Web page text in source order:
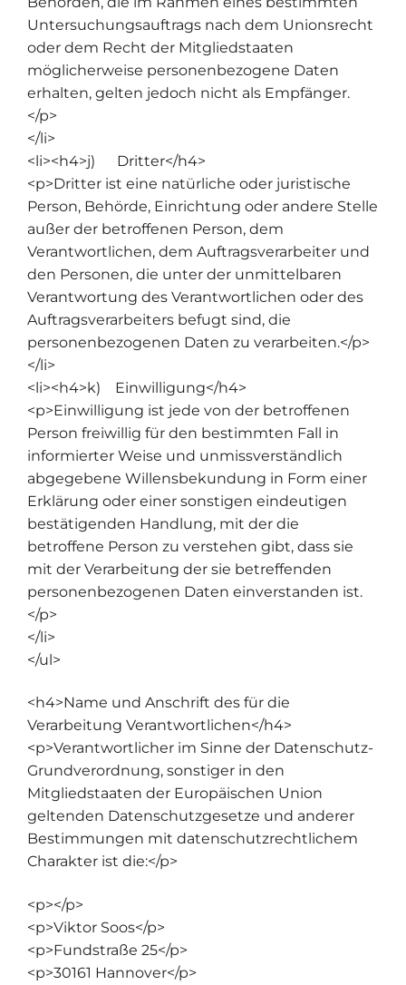
Untersuchungsauftrags nach dem Unionsrecht
oder dem Recht der Mitgliedstaaten
möglicherweise personenbezogene Daten
erhalten, gelten jedoch nicht als Empfänger.
</p>
</li>
<li><h4>j) Dritter</h4>
<p>Dritter ist eine natürliche oder juristische
Person, Behörde, Einrichtung oder andere Stelle
außer der betroffenen Person, dem
Verantwortlichen, dem Auftragsverarbeiter und
den Personen, die unter der unmittelbaren
Verantwortung des Verantwortlichen oder des
Auftragsverarbeiters befugt sind, die
personenbezogenen Daten zu verarbeiten.</p>
</li>
<li><h4>k) Einwilligung</h4>
<p>Einwilligung ist jede von der betroffenen
Person freiwillig für den bestimmten Fall in
informierter Weise und unmissverständlich
abgegebene Willensbekundung in Form einer
Erklärung oder einer sonstigen eindeutigen
bestätigenden Handlung, mit der die
betroffene Person zu verstehen gibt, dass sie
mit der Verarbeitung der sie betreffenden
personenbezogenen Daten einverstanden ist.
</p>
</li>
</ul>
<h4>Name und Anschrift des für die
Verarbeitung Verantwortlichen</h4>
<p>Verantwortlicher im Sinne der Datenschutz-
Grundverordnung, sonstiger in den
Mitgliedstaaten der Europäischen Union
geltenden Datenschutzgesetze und anderer
Bestimmungen mit datenschutzrechtlichem
Charakter ist die:</p>
<p></p>
<p>Viktor Soos</p>
<p>Fundstraße 25</p>
<p>30161 Hannover</p>